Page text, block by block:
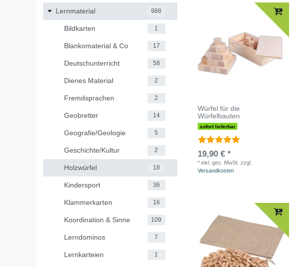
Lernmaterial 988
Bildkarten 1
Blankomaterial & Co 17
Deutschunterricht 58
Dienes Material 2
Fremdsprachen 2
Geobretter 14
Geografie/Geologie 5
Geschichte/Kultur 2
Holzwürfel 18
Kindersport 36
Klammerkarten 16
Koordination & Sinne 109
Lerndominos 7
Lernkarteien 1
Würfel für die
Würfelbauten
sofort lieferbar
19,90 € *
*inkl. ges. MwSt. zzgl.
Versandkosten